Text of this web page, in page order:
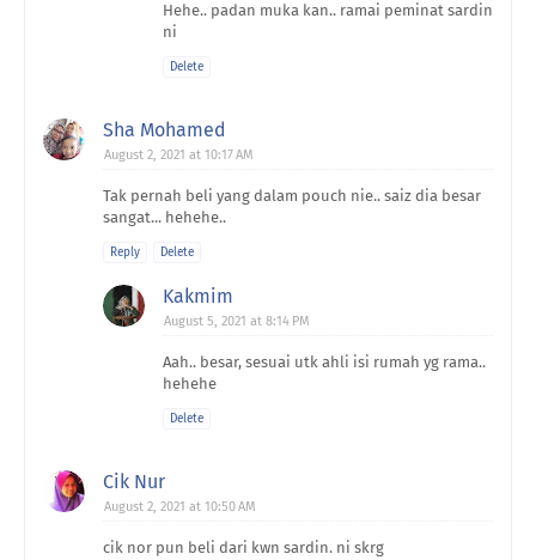
Hehe.. padan muka kan.. ramai peminat sardin
ni
Delete
Sha Mohamed
August 2, 2021 at 10:17 AM
Tak pernah beli yang dalam pouch nie.. saiz dia besar
sangat... hehehe..
Reply Delete
Kakmim
August 5, 2021 at 8:14 PM
Aah.. besar, sesuai utk ahli isi rumah yg rama..
hehehe
Delete
Cik Nur
August 2, 2021 at 10:50 AM
cik nor pun beli dari kwn sardin. ni skrg